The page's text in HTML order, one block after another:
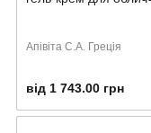
Апівіта С.А. Греція
від 1 743.00 грн